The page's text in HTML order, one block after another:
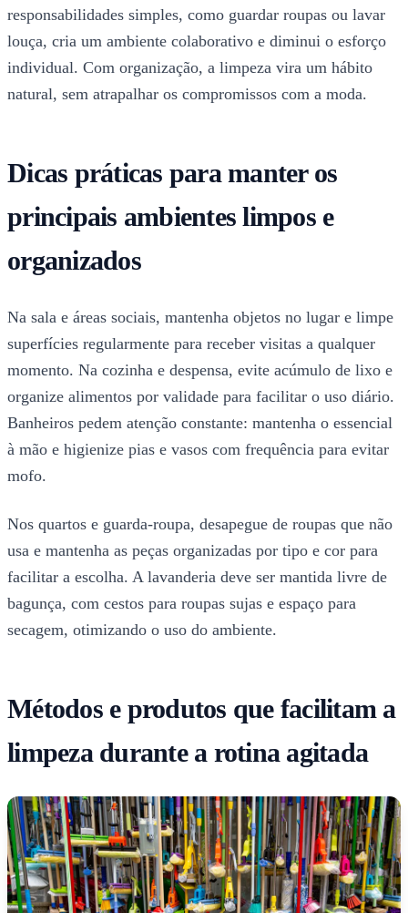
responsabilidades simples, como guardar roupas ou lavar
louça, cria um ambiente colaborativo e diminui o esforço
individual. Com organização, a limpeza vira um hábito
natural, sem atrapalhar os compromissos com a moda.
Dicas práticas para manter os
principais ambientes limpos e
organizados
Na sala e áreas sociais, mantenha objetos no lugar e limpe
superfícies regularmente para receber visitas a qualquer
momento. Na cozinha e despensa, evite acúmulo de lixo e
organize alimentos por validade para facilitar o uso diário.
Banheiros pedem atenção constante: mantenha o essencial
à mão e higienize pias e vasos com frequência para evitar
mofo.
Nos quartos e guarda-roupa, desapegue de roupas que não
usa e mantenha as peças organizadas por tipo e cor para
facilitar a escolha. A lavanderia deve ser mantida livre de
bagunça, com cestos para roupas sujas e espaço para
secagem, otimizando o uso do ambiente.
Métodos e produtos que facilitam a
limpeza durante a rotina agitada